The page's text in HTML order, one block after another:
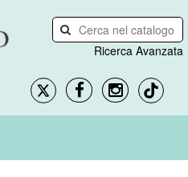
Ricerca Avanzata